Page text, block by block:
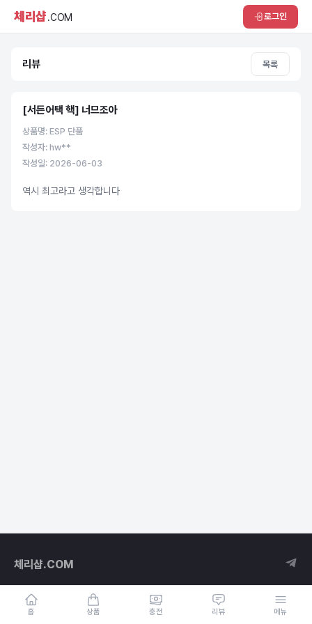
체리샵.COM 로그인
리뷰 목록
[서든어택 핵] 너므조아
상품명: ESP 단품
작성자: hw**
작성일: 2026-06-03
역시 최고라고 생각합니다
홈 상품 충전 리뷰 메뉴
체리샵.COM